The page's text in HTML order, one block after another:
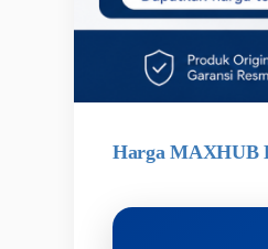
Harga MAXHUB